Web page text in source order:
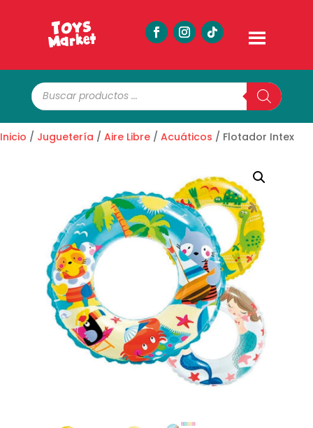
Búsqueda
de
productos
Inicio / Juguetería / Aire Libre / Acuáticos / Flotador Intex